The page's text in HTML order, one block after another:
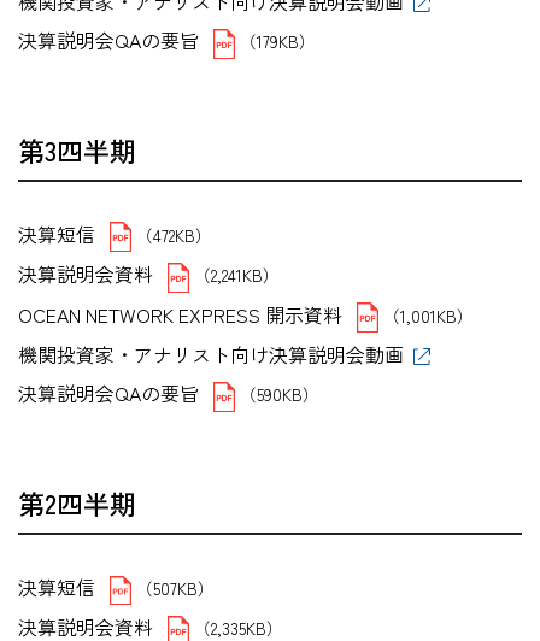
決算説明会QAの要旨
（179KB）
第3四半期
決算短信 （472KB）
決算説明会資料 （2,241KB）
OCEAN NETWORK EXPRESS 開示資料 （1,001KB）
機関投資家・アナリスト向け決算説明会動画
決算説明会QAの要旨
（590KB）
第2四半期
決算短信 （507KB）
決算説明会資料 （2,335KB）